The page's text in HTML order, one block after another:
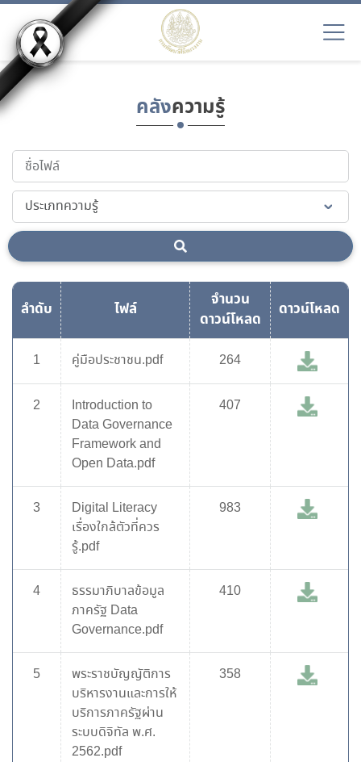
คลังความรู้
ลำดับ ไฟล์
จำนวน
ดาวน์โหลด
ดาวน์โหลด
1 คู่มือประชาชน.pdf 264
2
Introduction to
Data Governance
Framework and
Open Data.pdf
407
3
Digital Literacy
เรื่องใกล้ตัวที่ควร
รู้.pdf
983
4
ธรรมาภิบาลข้อมูล
ภาครัฐ Data
Governance.pdf
410
5
พระราชบัญญัติการ
บริหารงานและการให้
บริการภาครัฐผ่าน
ระบบดิจิทัล พ.ศ.
2562.pdf
358